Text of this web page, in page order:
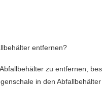
entfernen?
zu entfernen,
in den Abfallbehälter